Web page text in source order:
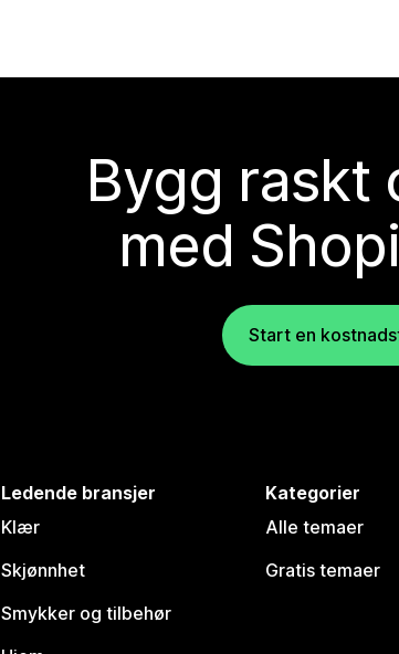
Bygg raskt
med
Start en
Ledende bransjer
Klær
Skjønnhet
Smykker og tilbehør
Kategorier
Alle temaer
Gratis temaer